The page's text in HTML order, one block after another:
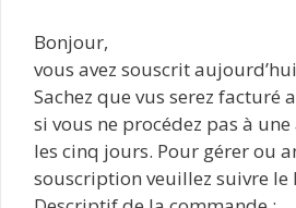
Bonjour,
vous avez souscrit
Sachez que vus serez
si vous ne procédez pas à
les cinq jours. Pour gérer ou
souscription veuillez suivre le